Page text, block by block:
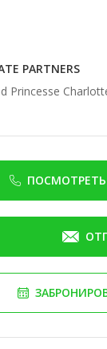
PARTNERS
Princesse